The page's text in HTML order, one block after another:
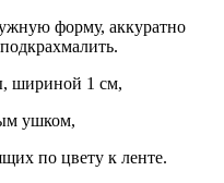
форму, аккуратно
шириной 1 см,
ушком,
по цвету к ленте.